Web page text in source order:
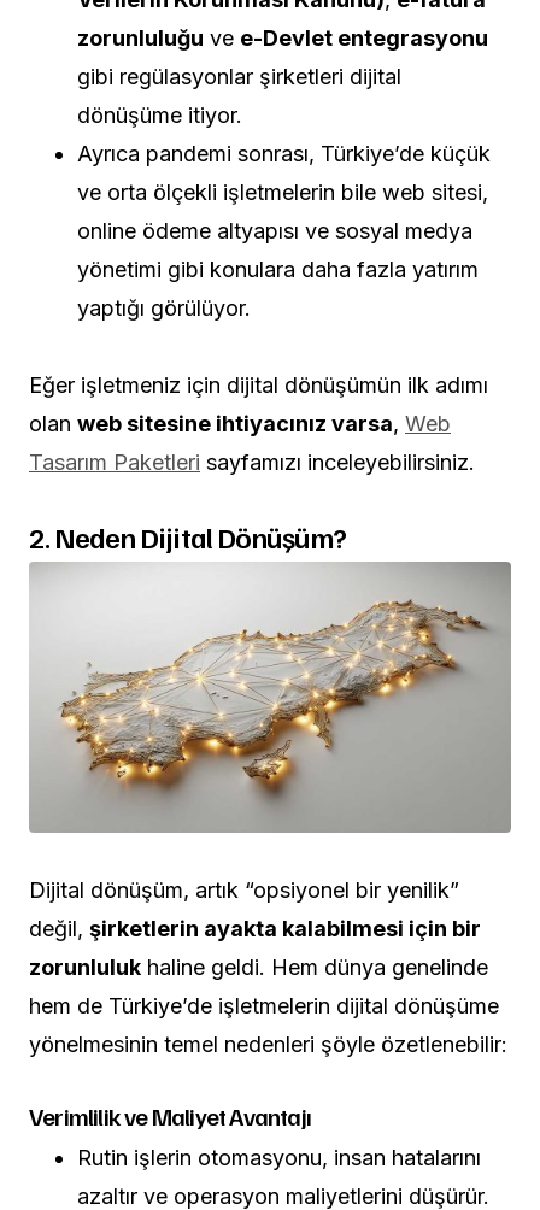
zorunluluğu ve e-Devlet entegrasyonu
gibi regülasyonlar şirketleri dijital
dönüşüme itiyor.
Ayrıca pandemi sonrası, Türkiye’de küçük
ve orta ölçekli işletmelerin bile web sitesi,
online ödeme altyapısı ve sosyal medya
yönetimi gibi konulara daha fazla yatırım
yaptığı görülüyor.
Eğer işletmeniz için dijital dönüşümün ilk adımı
olan web sitesine ihtiyacınız varsa, Web
Tasarım Paketleri sayfamızı inceleyebilirsiniz.
2. Neden Dijital Dönüşüm?
Dijital dönüşüm, artık “opsiyonel bir yenilik”
değil, şirketlerin ayakta kalabilmesi için bir
zorunluluk haline geldi. Hem dünya genelinde
hem de Türkiye’de işletmelerin dijital dönüşüme
yönelmesinin temel nedenleri şöyle özetlenebilir:
Verimlilik ve Maliyet Avantajı
Rutin işlerin otomasyonu, insan hatalarını
azaltır ve operasyon maliyetlerini düşürür.